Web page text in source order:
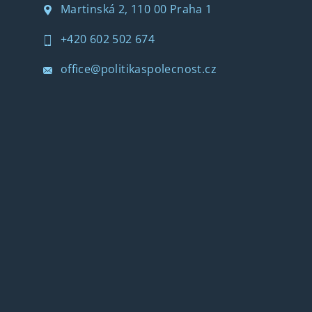
Martinská 2, 110 00 Praha 1
+420 602 502 674
office@politikaspolecnost.cz